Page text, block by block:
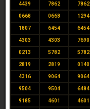
4439 7862 7862
0668 0668 1294
1807 6454 6454
4303 4303 7690
0213 5782 5782
2819 2819 0140
4316 9064 9064
9504 9504 6484
9185 4601 4601